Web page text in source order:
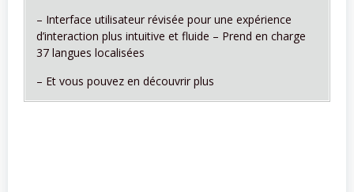
– Interface utilisateur révisée pour une expérience
d’interaction plus intuitive et fluide – Prend en charge
37 langues localisées
– Et vous pouvez en découvrir plus